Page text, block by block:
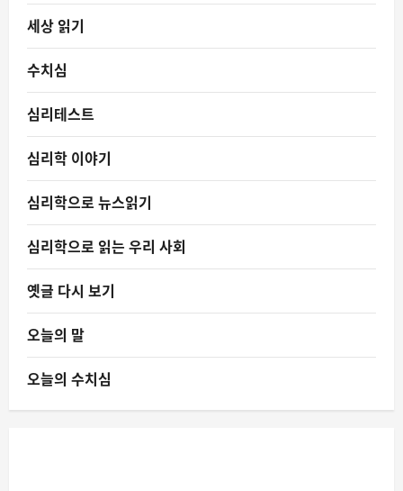
세상 읽기
수치심
심리테스트
심리학 이야기
심리학으로 뉴스읽기
심리학으로 읽는 우리 사회
옛글 다시 보기
오늘의 말
오늘의 수치심